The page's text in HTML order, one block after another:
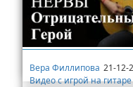
Вера Филлипова 21-12-
Видео с игрой на гитаре